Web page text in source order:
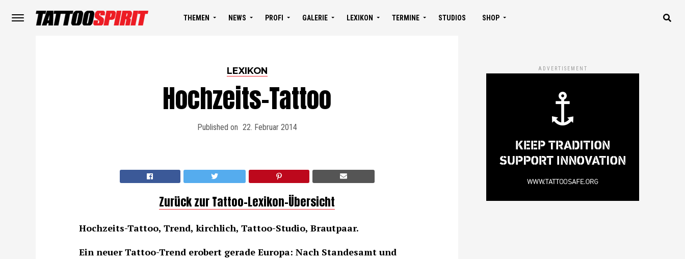
THEMEN NEWS PROFI GALERIE LEXIKON TERMINE STUDIOS SHOP
LEXIKON
Hochzeits-Tattoo
Published on 22. Februar 2014
Zurück zur Tattoo-Lexikon-Übersicht
Hochzeits-Tattoo, Trend, kirchlich, Tattoo-Studio, Brautpaar.
Ein neuer Tattoo-Trend erobert gerade Europa: Nach Standesamt und
ADVERTISEMENT